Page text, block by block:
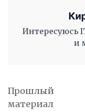
Интересуюсь
и
Прошлый
материал